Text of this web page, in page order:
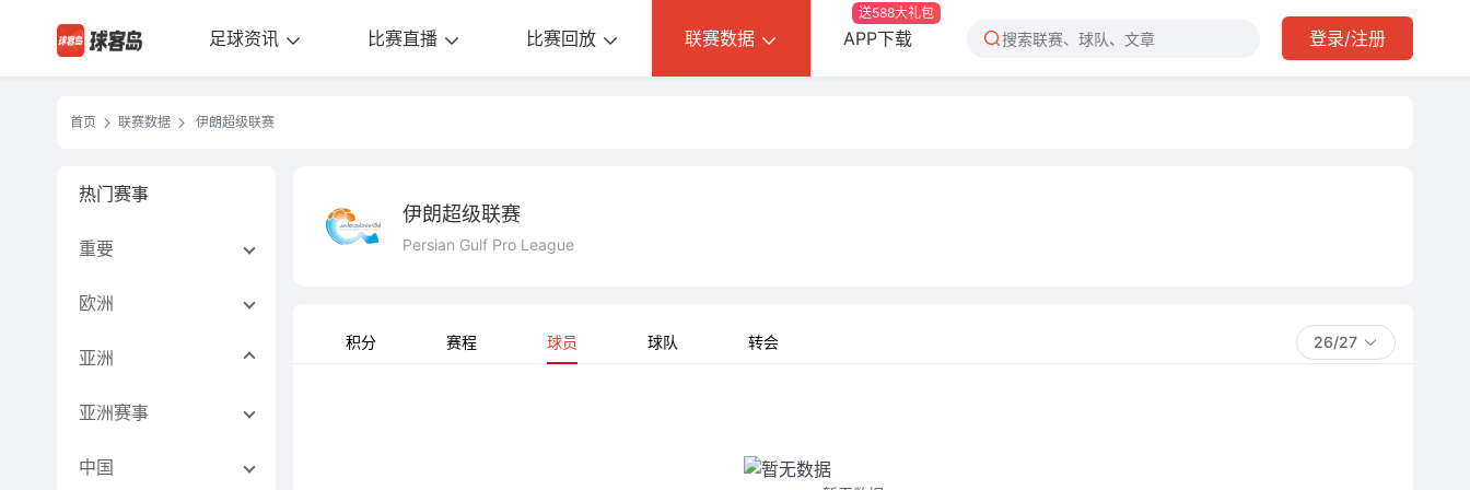
足球资讯 比赛直播 比赛回放 联赛数据 APP下载
送588大礼包
登录/注册
首页 联赛数据 伊朗超级联赛
热门赛事
重要
欧洲
亚洲
亚洲赛事
中国
伊朗超级联赛
Persian Gulf Pro League
积分 赛程 球员 球队 转会 26/27